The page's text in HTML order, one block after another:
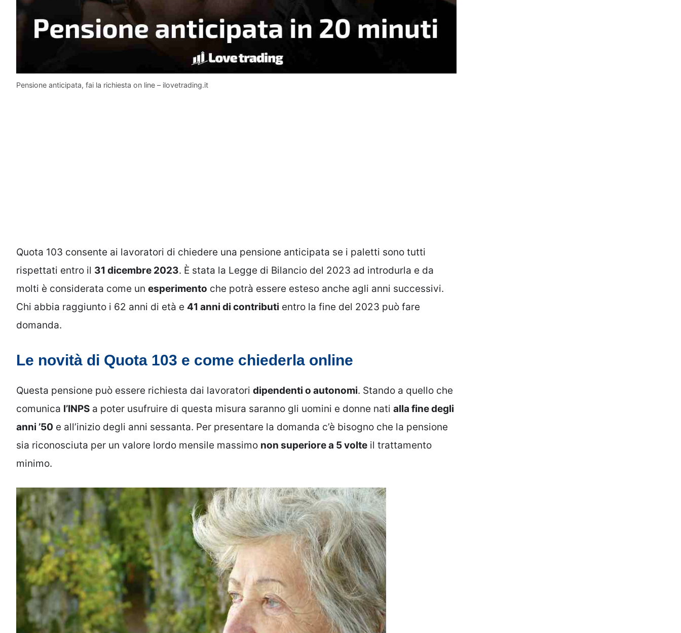
Pensione anticipata, fai la richiesta on line – ilovetrading.it
Quota 103 consente ai lavoratori di chiedere una pensione anticipata se i paletti sono tutti
rispettati entro il 31 dicembre 2023. È stata la Legge di Bilancio del 2023 ad introdurla e da
molti è considerata come un esperimento che potrà essere esteso anche agli anni successivi.
Chi abbia raggiunto i 62 anni di età e 41 anni di contributi entro la fine del 2023 può fare
domanda.
Le novità di Quota 103 e come chiederla online
Questa pensione può essere richiesta dai lavoratori dipendenti o autonomi. Stando a quello che
comunica l’INPS a poter usufruire di questa misura saranno gli uomini e donne nati alla fine degli
anni ’50 e all’inizio degli anni sessanta. Per presentare la domanda c’è bisogno che la pensione
sia riconosciuta per un valore lordo mensile massimo non superiore a 5 volte il trattamento
minimo.